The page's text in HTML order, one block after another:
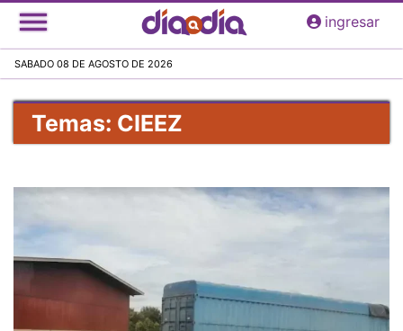
Pasar
al
principal
ingresar
SABADO 08 DE AGOSTO DE 2026
Temas: CIEEZ